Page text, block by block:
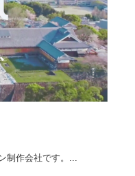
制作会社です。...